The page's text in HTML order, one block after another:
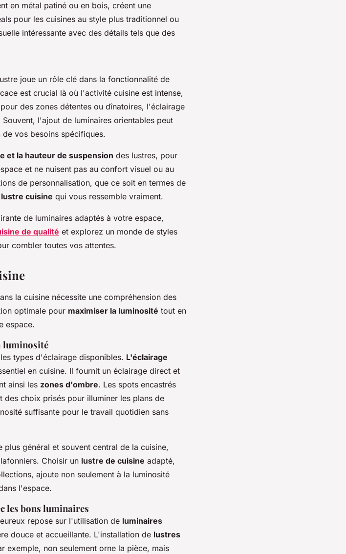
en métal patiné ou en bois, créent une
pour les cuisines au style plus traditionnel ou
intéressante avec des détails tels que des
joue un rôle clé dans la fonctionnalité de
est crucial là où l'activité cuisine est intense,
des zones détentes ou dînatoires, l'éclairage
l'ajout de luminaires orientables peut
vos besoins spécifiques.
et la hauteur de suspension des lustres, pour
et ne nuisent pas au confort visuel ou au
de personnalisation, que ce soit en termes de
lustre cuisine qui vous ressemble vraiment.
de luminaires adaptés à votre espace,
de qualité et explorez un monde de styles
combler toutes vos attentes.
la cuisine nécessite une compréhension des
optimale pour maximiser la luminosité tout en
espace.
luminosité
types d'éclairage disponibles. L'éclairage
en cuisine. Il fournit un éclairage direct et
ainsi les zones d'ombre. Les spots encastrés
des choix prisés pour illuminer les plans de
suffisante pour le travail quotidien sans
général et souvent central de la cuisine,
Choisir un lustre de cuisine adapté,
ajoute non seulement à la luminosité
l'espace.
les bons luminaires
repose sur l'utilisation de luminaires
douce et accueillante. L'installation de lustres
exemple, non seulement orne la pièce, mais